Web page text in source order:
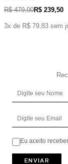
R$ 479,00R$ 239,50
3x de R$ 79,83 sem
Eu aceito
ENVIAR